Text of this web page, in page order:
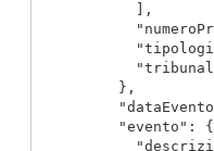
            ],
          },
          "evento": {